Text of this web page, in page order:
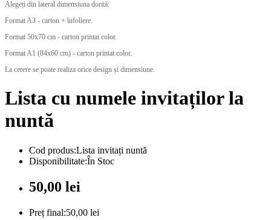
Alegeți din lateral dimensiuna dorită:
Format A3 - carton + înfoliere.
Format 50x70 cm - carton printat color.
Format A1 (84x60 cm) - carton printat color.
La cerere se poate realiza orice design și dimensiune.
Lista cu numele invitaților la
nuntă
Cod produs:Lista invitați nuntă
Disponibilitate:În Stoc
50,00 lei
Preț final:50,00 lei